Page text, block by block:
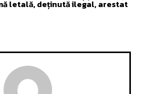
letală, deținută ilegal, arestat